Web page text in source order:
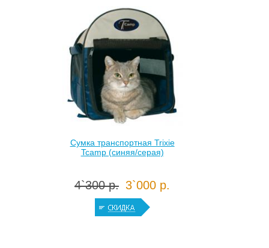
Сумка транспортная Trixie
Tcamp (синяя/серая)
4`300 р. 3`000 р.